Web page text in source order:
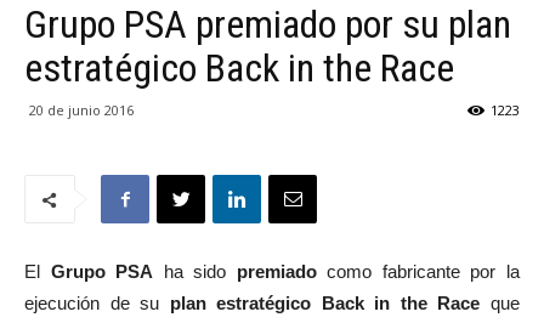
Grupo PSA premiado por su plan
estratégico Back in the Race
20 de junio 2016 1223
El Grupo PSA ha sido premiadocomo fabricante por la
ejecución de su plan estratégico Back in the Race que